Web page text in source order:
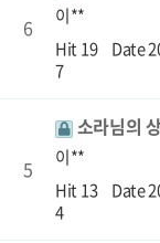
6
이**
Hit 19 Date
7
5
소라님의
이**
Hit 13 Date
4